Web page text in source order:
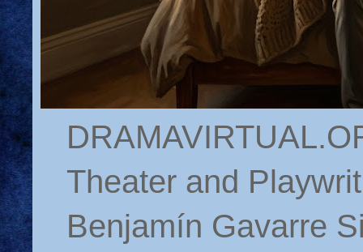
Theater and
Benjamín Gavarre